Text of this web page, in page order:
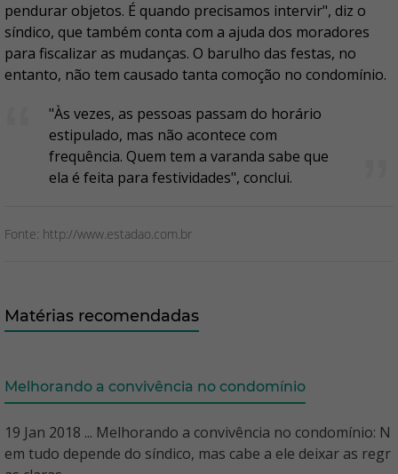
pendurar objetos. É quando precisamos intervir", diz o
síndico, que também conta com a ajuda dos moradores
para fiscalizar as mudanças. O barulho das festas, no
entanto, não tem causado tanta comoção no condomínio.
"Às vezes, as pessoas passam do horário
estipulado, mas não acontece com
frequência. Quem tem a varanda sabe que
ela é feita para festividades", conclui.
Fonte: http://www.estadao.com.br
Matérias recomendadas
Melhorando a convivência no condomínio
19 Jan 2018 ... Melhorando a convivência no condomínio: N
em tudo depende do síndico, mas cabe a ele deixar as regr